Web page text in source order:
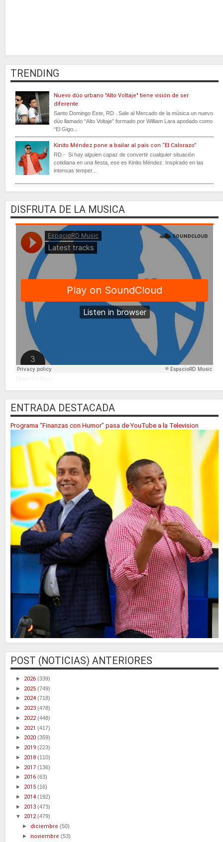
TRENDING
Nuevo dúo urbano "Alto Voltaje" tiene visión de ser
diferente
Santo Domingo Este, RD . Sale al Mercado de la música un nuevo
dúo llamado “Alto Voltaje” formado por William Lara apodado como
“El Gigo...
Kinito Méndez pone a bailar al país con “El Calorazo”
RD.- Si hay alguien capaz de convertir cualquier situación
cotidiana en una fiesta, ese es Kinito Méndez. Inspirado en las
intensas temper...
DISFRUTA DE LA MUSICA
ENTRADA DESTACADA
Programa “Finanzas con Humor” pasa de YouTube a la Television
POST (NOTICIAS) ANTERIORES
► 2026 (339)
► 2025 (749)
► 2024 (718)
► 2023 (478)
► 2022(448)
► 2021 (417)
► 2020 (359)
► 2019 (223)
► 2018 (110)
► 2017 (136)
► 2016 (63)
► 2015 (16)
► 2014 (192)
► 2013 (473)
▼ 2012(479)
► diciembre(50)
► noviembre(53)